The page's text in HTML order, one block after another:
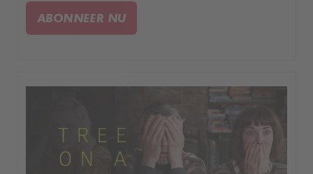
Herbie en Sylvia? En waar past de griezelige
chemicus Haydn Owen precies in dit alles?.
ABONNEER NU